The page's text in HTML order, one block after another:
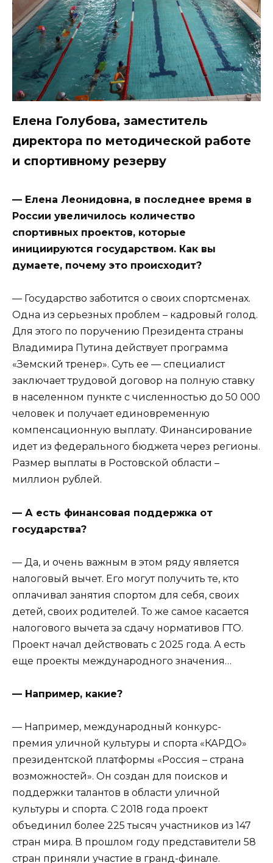
Елена Голубова, заместитель
директора по методической работе
и спортивному резерву
— Елена Леонидовна, в последнее время в
России увеличилось количество
спортивных проектов, которые
инициируются государством. Как вы
думаете, почему это происходит?
— Государство заботится о своих спортсменах.
Одна из серьезных проблем – кадровый голод.
Для этого по поручению Президента страны
Владимира Путина действует программа
«Земский тренер». Суть ее — специалист
заключает трудовой договор на полную ставку
в населенном пункте с численностью до 50 000
человек и получает единовременную
компенсационную выплату. Финансирование
идет из федерального бюджета через регионы.
Размер выплаты в Ростовской области –
миллион рублей.
— А есть финансовая поддержка от
государства?
— Да, и очень важным в этом ряду является
налоговый вычет. Его могут получить те, кто
оплачивал занятия спортом для себя, своих
детей, своих родителей. То же самое касается
налогового вычета за сдачу нормативов ГТО.
Проект начал действовать с 2025 года. А есть
еще проекты международного значения…
— Например, какие?
— Например, международный конкурс-
премия уличной культуры и спорта «КАРДО»
президентской платформы «Россия – страна
возможностей». Он создан для поисков и
поддержки талантов в области уличной
культуры и спорта. С 2018 года проект
объединил более 225 тысяч участников из 147
стран мира. В прошлом году представители 58
стран приняли участие в гранд-финале.